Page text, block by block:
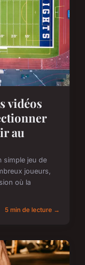
vidéos
au
simple jeu de
joueurs,
où la
5 min de lecture →